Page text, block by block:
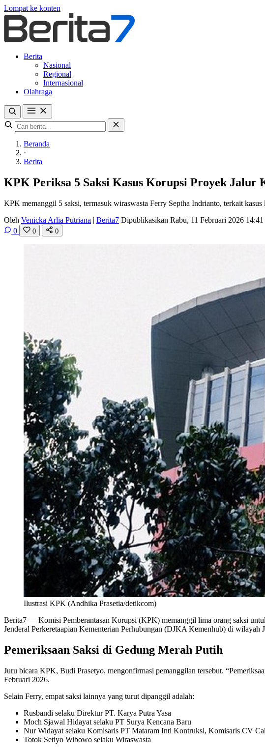
Lompat ke konten
Berita
Nasional
Regional
Internasional
Olahraga
Beranda
·
Berita
KPK Periksa 5 Saksi Kasus Korupsi Proyek Jalur
KPK memanggil 5 saksi, termasuk wiraswasta Ferry Septha Indrianto, terkait
Oleh Venicka Arlia Putriana | Berita7 Dipublikasikan Rabu, 11 Februari 2026
0
0 0
Ilustrasi KPK (Andhika Prasetia/detikcom)
Berita7 — Komisi Pemberantasan Korupsi (KPK) memanggil lima orang saksi
Jenderal Perkeretaapian Kementerian Perhubungan (DJKA Kemenhub) di wilayah
Pemeriksaan Saksi di Gedung Merah Putih
Juru bicara KPK, Budi Prasetyo, mengonfirmasi pemanggilan tersebut.
Februari 2026.
Selain Ferry, empat saksi lainnya yang turut dipanggil adalah:
Rusbandi selaku Direktur PT. Karya Putra Yasa
Moch Sjawal Hidayat selaku PT Surya Kencana Baru
Nur Widayat selaku Komisaris PT Mataram Inti Kontruksi, Komisaris CV
Totok Setiyo Wibowo selaku Wiraswasta